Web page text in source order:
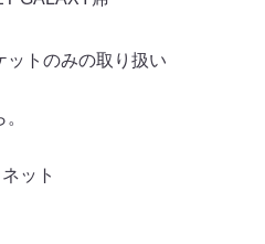
トのみの取り扱い
ット